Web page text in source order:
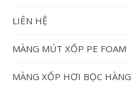
LIÊN HỆ
MÀNG MÚT XỐP PE FOAM
MÀNG XỐP HƠI BỌC HÀNG